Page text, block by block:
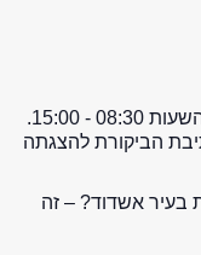
- 15:00.
הביקורת להצגתה
בעיר אשדוד? – זה